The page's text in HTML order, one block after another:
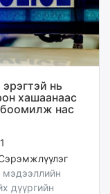
нь
хашаанаас
нас
1
мэдээллийн
дүүргийн